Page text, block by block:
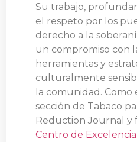
Su trabajo,
el respeto por los
derecho a la
un compromiso con
herramientas y
culturalmente
la comunidad. Como
sección de Tabaco
Reduction Journal y
Centro de